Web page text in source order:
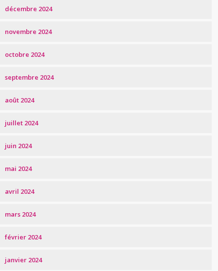
décembre 2024
novembre 2024
octobre 2024
septembre 2024
août 2024
juillet 2024
juin 2024
mai 2024
avril 2024
mars 2024
février 2024
janvier 2024